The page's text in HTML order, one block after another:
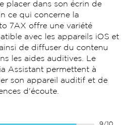
placer dans son écrin de
ce qui concerne la
7AX offre une variété
avec les appareils iOS et
de diffuser du contenu
les aides auditives. Le
Assistant permettent à
son appareil auditif et de
d'écoute.